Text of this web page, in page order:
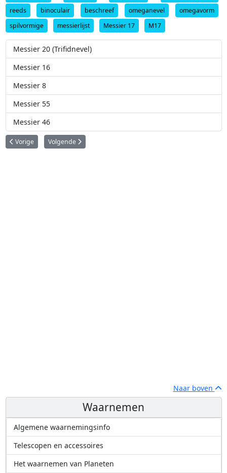
reeds
binoculair beschreef omeganevel
omegavorm
spilvormige
messierlijst Messier 17 M17
Messier 20 (Trifidnevel)
Messier 16
Messier 8
Messier 55
Messier 46
Vorig artikel: Messier 18
Vorige Volgende artikel: Messier 16
Volgende
Naar boven
Waarnemen
Algemene waarnemingsinfo
Telescopen en accessoires
Het waarnemen van Planeten